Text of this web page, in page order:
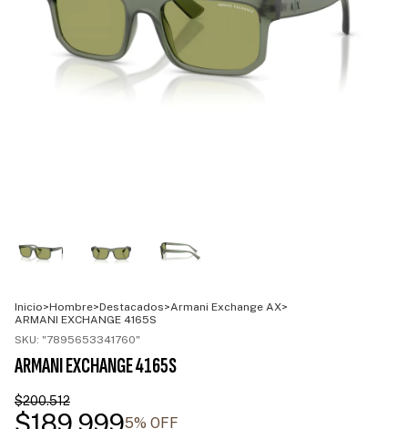
Inicio>Hombre>Destacados>Armani Exchange AX>
ARMANI EXCHANGE 4165S
SKU: "7895653341760"
ARMANI EXCHANGE 4165S
$200.512
5% OFF